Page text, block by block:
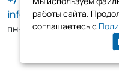
info@tk-elko.ru
пн-пт, 10:00 - 18:00
работы сайта.
соглашаетесь с